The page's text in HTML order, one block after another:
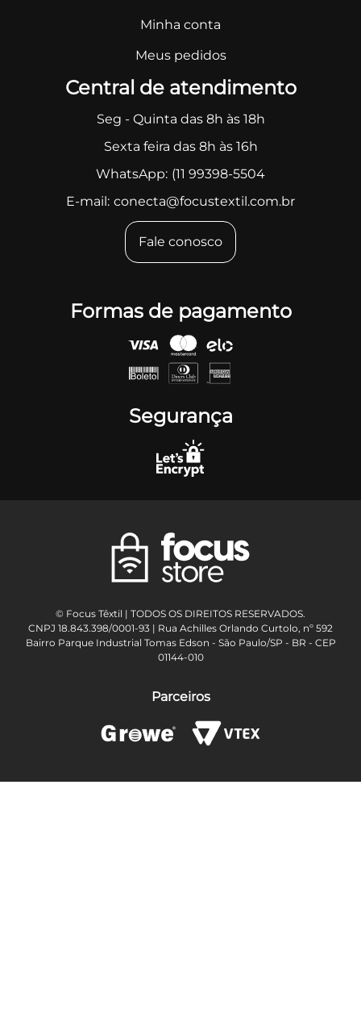
Minha conta
Meus pedidos
Central de atendimento
Seg - Quinta das 8h às 18h
Sexta feira das 8h às 16h
WhatsApp: (11 99398-5504
E-mail: conecta@focustextil.com.br
Fale conosco
Formas de pagamento
Segurança
© Focus Têxtil | TODOS OS DIREITOS RESERVADOS.
CNPJ 18.843.398/0001-93 | Rua Achilles Orlando Curtolo, nº 592
Bairro Parque Industrial Tomas Edson - São Paulo/SP - BR - CEP
01144-010
Parceiros